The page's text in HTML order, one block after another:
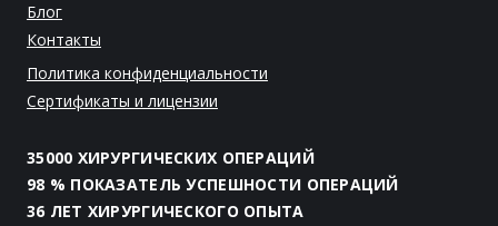
Блог
Контакты
Политика конфиденциальности
Сертификаты и лицензии
35000 ХИРУРГИЧЕСКИХ ОПЕРАЦИЙ
98 % ПОКАЗАТЕЛЬ УСПЕШНОСТИ ОПЕРАЦИЙ
36 ЛЕТ ХИРУРГИЧЕСКОГО ОПЫТА